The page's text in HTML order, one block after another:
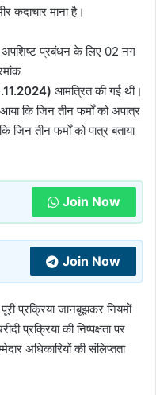
कदाचार माना है।
अपशिष्ट प्रबंधन के लिए 02 नग
आमंत्रित की गई थी।
कि जिन तीन फर्मों को अपात्र
जिन तीन फर्मों को पात्र बताया
Join Now
Join Now
प्रक्रिया जानबूझकर नियमों
प्रक्रिया की निष्पक्षता पर
अधिकारियों की संलिप्तता